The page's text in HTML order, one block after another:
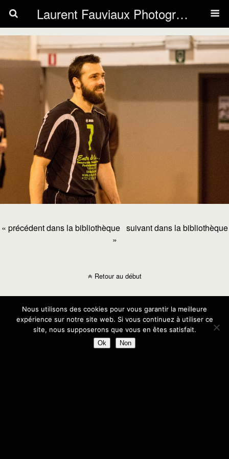
Laurent Fauviaux Photography
« précédent dans la bibliothèque suivant dans la bibliothèque
»
Retour au début
Nous utilisons des cookies pour vous garantir la meilleure
expérience sur notre site web. Si vous continuez à utiliser ce
site, nous supposerons que vous en êtes satisfait.
Ok Non